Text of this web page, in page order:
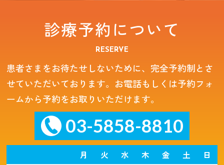
診療予約について
RESERVE
患者さまをお待たせしないために、完全予約制とさ
せていただいております。お電話もしくは予約フォ
ームから予約をお取りいただけます。
03-5858-8810
月 火 水 木 金 土
日